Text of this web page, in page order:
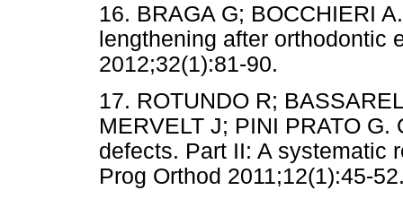
16. BRAGA G; BOCCHIERI
lengthening after orthodontic
2012;32(1):81-90.
17. ROTUNDO R;
MERVELT J; PINI PRATO
defects. Part II: A systematic
Prog Orthod 2011;12(1):45-